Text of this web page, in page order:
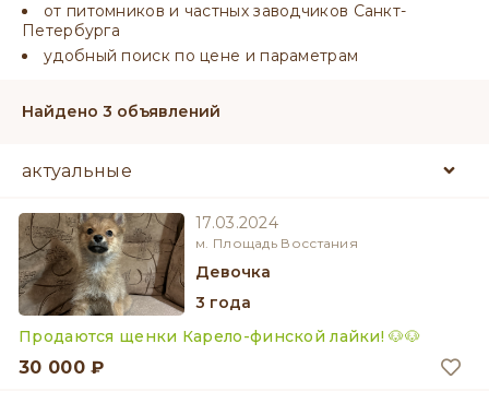
от питомников и частных заводчиков Санкт-
Петербурга
удобный поиск по цене и параметрам
Найдено 3 объявлений
17.03.2024
м. Площадь Восстания
девочка
3 года
Продаются щенки Карело-финской лайки! 🐶🐶
30 000 ₽